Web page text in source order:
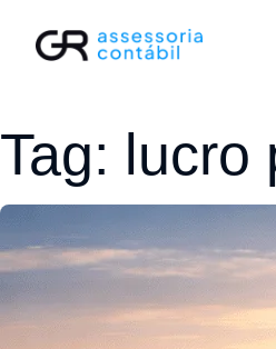
Tag: lucro